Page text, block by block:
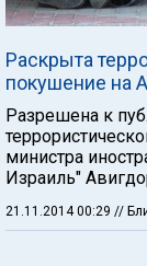
Раскрыта
покушение на
Разрешена к
министра
Израиль"
21.11.2014 00:29 //